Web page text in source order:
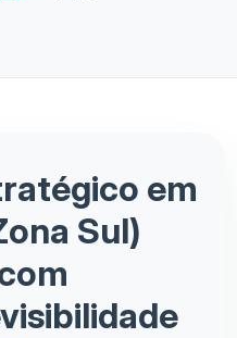
em
Sul)